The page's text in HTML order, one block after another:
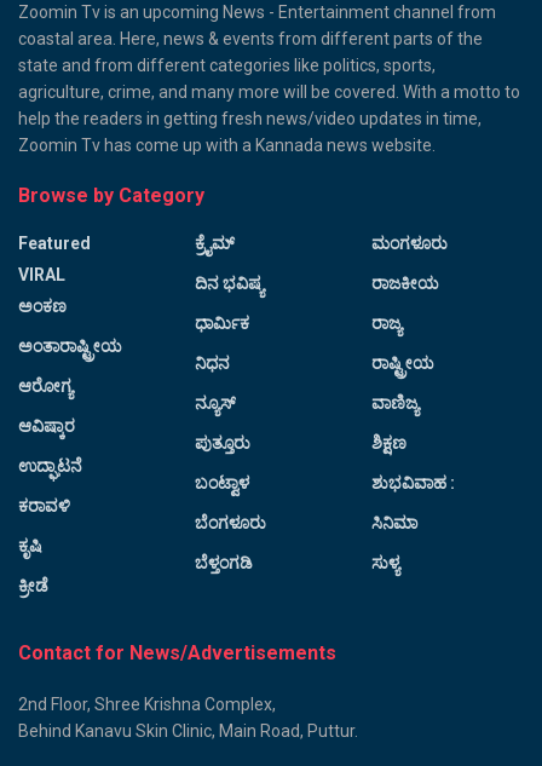
Zoomin Tv is an upcoming News - Entertainment channel from
coastal area. Here, news & events from different parts of the
state and from different categories like politics, sports,
agriculture, crime, and many more will be covered. With a motto to
help the readers in getting fresh news/video updates in time,
Zoomin Tv has come up with a Kannada news website.
Browse by Category
Featured
VIRAL
ಅಂಕಣ
ಅಂತಾರಾಷ್ಟ್ರೀಯ
ಆರೋಗ್ಯ
ಆವಿಷ್ಕಾರ
ಉದ್ಘಾಟನೆ
ಕರಾವಳಿ
ಕೃಷಿ
ಕ್ರೀಡೆ
ಕ್ರೈಮ್
ದಿನ ಭವಿಷ್ಯ
ಧಾರ್ಮಿಕ
ನಿಧನ
ನ್ಯೂಸ್
ಪುತ್ತೂರು
ಬಂಟ್ವಾಳ
ಬೆಂಗಳೂರು
ಬೆಳ್ತಂಗಡಿ
ಮಂಗಳೂರು
ರಾಜಕೀಯ
ರಾಜ್ಯ
ರಾಷ್ಟ್ರೀಯ
ವಾಣಿಜ್ಯ
ಶಿಕ್ಷಣ
ಶುಭವಿವಾಹ :
ಸಿನಿಮಾ
ಸುಳ್ಯ
Contact for News/Advertisements
2nd Floor, Shree Krishna Complex,
Behind Kanavu Skin Clinic, Main Road, Puttur.